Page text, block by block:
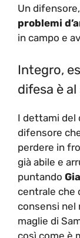
Un
problemi
in campo e
Integro,
difesa è
I dettami del
difensore
perdere in
già abile e
puntando
centrale che
consensi nel
maglie di
così come è